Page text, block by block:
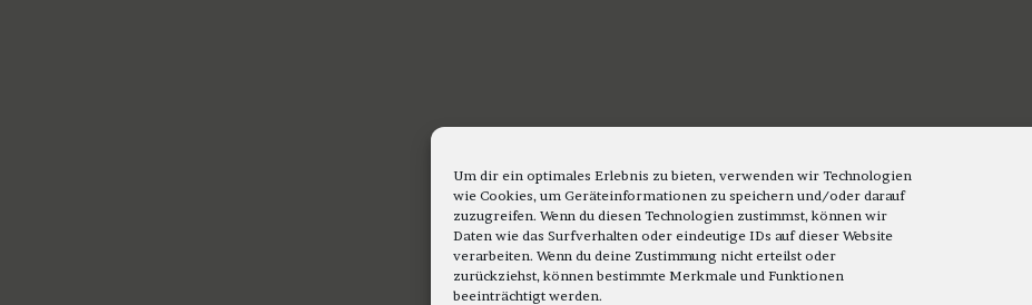
Um dir ein optimales Erlebnis zu bieten, verwenden wir Technologien
wie Cookies, um Geräteinformationen zu speichern und/oder darauf
zuzugreifen. Wenn du diesen Technologien zustimmst, können wir
Daten wie das Surfverhalten oder eindeutige IDs auf dieser Website
verarbeiten. Wenn du deine Zustimmung nicht erteilst oder
zurückziehst, können bestimmte Merkmale und Funktionen
beeinträchtigt werden.